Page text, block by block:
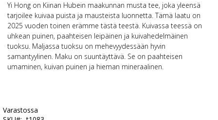
images
gallery
Yi Hong on Kiinan Hubein maakunnan musta tee, joka yleensä
tarjoilee kuivaa puista ja mausteista luonnetta. Tämä laatu on
2025 vuoden toinen erämme tästä teestä. Kuivassa teessä on
uhkean puinen, paahteisen leipäinen ja kuivahedelmäinen
tuoksu. Maljassa tuoksu on mehevyydessään hyvin
samantyylinen. Maku on suuntäyttävä. Se on paahteisen
umaminen, kuivan puinen ja hieman mineraalinen.
Varastossa